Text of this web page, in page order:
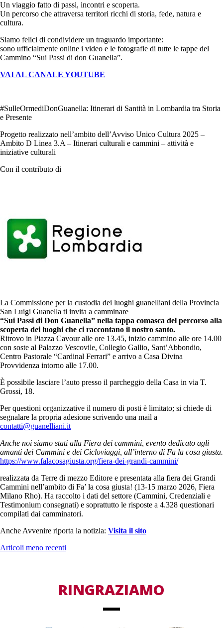
Un viaggio fatto di passi, incontri e scoperta.
Un percorso che attraversa territori ricchi di storia, fede, natura e
cultura.
Siamo felici di condividere un traguardo importante:
sono ufficialmente online i video e le fotografie di tutte le tappe del
Cammino “Sui Passi di don Guanella”.
VAI AL CANALE YOUTUBE
#SulleOrmediDonGuanella: Itinerari di Santità in Lombardia tra Storia
e Presente
Progetto realizzato nell’ambito dell’Avviso Unico Cultura 2025 –
Ambito D Linea 3.A – Itinerari culturali e cammini – attività e
iniziative culturali
Con il contributo di
La Commissione per la custodia dei luoghi guanelliani della Provincia
San Luigi Guanella ti invita a camminare
“Sui Passi di Don Guanella” nella tappa comasca del percorso alla
scoperta dei luoghi che ci raccontano il nostro santo.
Ritrovo in Piazza Cavour alle ore 13.45, inizio cammino alle ore 14.00
con soste al Palazzo Vescovile, Collegio Gallio, Sant’Abbondio,
Centro Pastorale “Cardinal Ferrari” e arrivo a Casa Divina
Provvidenza intorno alle 17.00.
È possibile lasciare l’auto presso il parcheggio della Casa in via T.
Grossi, 18.
Per questioni organizzative il numero di posti è limitato; si chiede di
segnalare la propria adesione scrivendo una mail a
contatti@guanelliani.it
Anche noi siamo stati alla Fiera dei cammini, evento dedicato agli
amanti dei Cammini e dei Cicloviaggi, all’interno di Fa la cosa giusta.
https://www.falacosagiusta.org/fiera-dei-grandi-cammini/
realizzata da Terre di mezzo Editore e presentata alla fiera dei Grandi
Cammini nell’ambito di Fa’ la cosa giusta! (13-15 marzo 2026, Fiera
Milano Rho). Ha raccolto i dati del settore (Cammini, Credenziali e
Testimonium consegnati) e soprattutto le risposte a 4.328 questionari
compilati dai camminatori.
Anche Avvenire riporta la notizia: Visita il sito
Articoli meno recenti
RINGRAZIAMO